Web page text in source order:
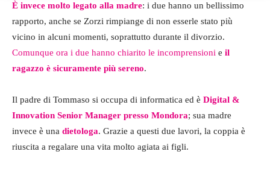
È invece molto legato alla madre: i due hanno un bellissimo
rapporto, anche se Zorzi rimpiange di non esserle stato più
vicino in alcuni momenti, soprattutto durante il divorzio.
Comunque ora i due hanno chiarito le incomprensioni e il
ragazzo è sicuramente più sereno.
Il padre di Tommaso si occupa di informatica ed è Digital &
Innovation Senior Manager presso Mondora; sua madre
invece è una dietologa. Grazie a questi due lavori, la coppia è
riuscita a regalare una vita molto agiata ai figli.